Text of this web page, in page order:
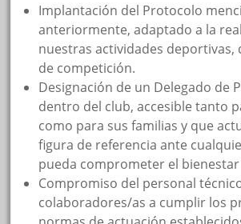
Implantación del Protocolo
anteriormente, adaptado a la
nuestras actividades deportivas,
de competición.
Designación de un Delegado de
dentro del club, accesible tanto
como para sus familias y que
figura de referencia ante
pueda comprometer el
Compromiso del personal
colaboradores/as a cumplir los